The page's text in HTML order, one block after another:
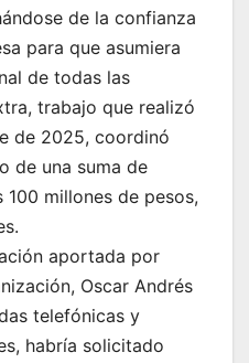
de la confianza
para que asumiera
de todas las
trabajo que realizó
de 2025, coordinó
de una suma de
millones de pesos,
aportada por
Oscar Andrés
telefónicas y
habría solicitado